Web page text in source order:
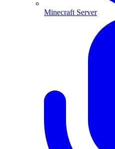
Minecraft Server